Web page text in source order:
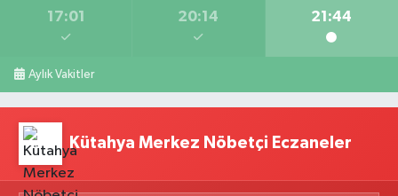
17:01 20:14 21:44
Aylık Vakitler
Kütahya Merkez Nöbetçi Eczaneler